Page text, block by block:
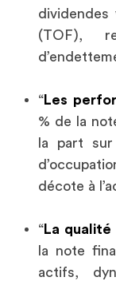
dividendes
(TOF),
“Les
% de la
la part
décote à
“La qualité
la note
actifs,